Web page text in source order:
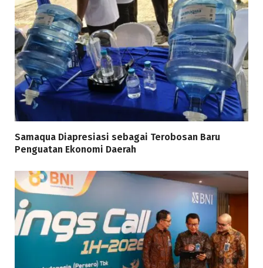
Samaqua Diapresiasi sebagai Terobosan Baru
Penguatan Ekonomi Daerah